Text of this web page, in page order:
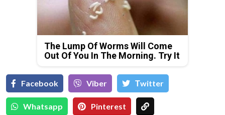
The Lump Of Worms Will Come
Out Of You In The Morning. Try It
Facebook Viber Тwitter
Whatsapp Pinterest